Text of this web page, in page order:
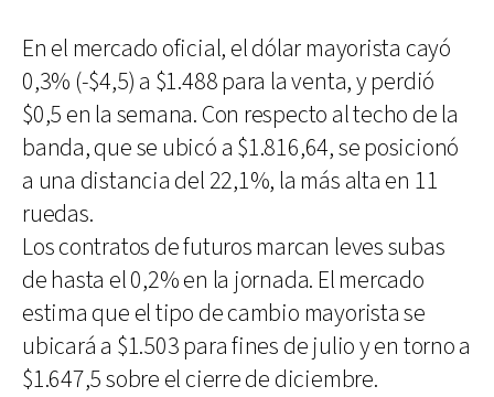
En el mercado oficial, el dólar mayorista cayó
0,3% (-$4,5) a $1.488 para la venta, y perdió
$0,5 en la semana. Con respecto al techo de la
banda, que se ubicó a $1.816,64, se posicionó
a una distancia del 22,1%, la más alta en 11
ruedas.
Los contratos de futuros marcan leves subas
de hasta el 0,2% en la jornada. El mercado
estima que el tipo de cambio mayorista se
ubicará a $1.503 para fines de julio y en torno a
$1.647,5 sobre el cierre de diciembre.